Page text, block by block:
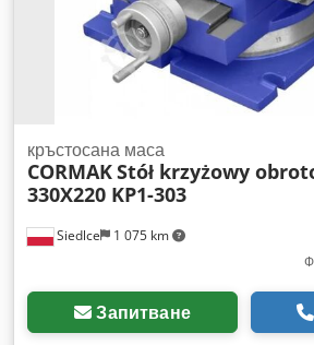
Siedlce 1 075 km
кръстосана маса
CORMAKStół krzyżowy
330X220 KP1-303
Запитване